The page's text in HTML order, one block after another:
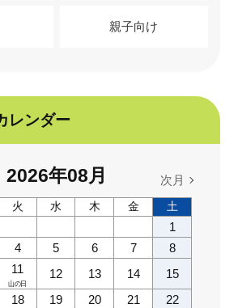
親子向け
レンダー
2026年08 月 次月
火 水 木 金 土
1
4 5 6 7
8
11
山の日
12 13 14
15
18 19 20 21
22